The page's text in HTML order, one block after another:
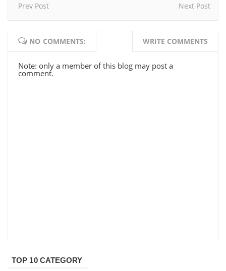
Prev Post Next Post
NO COMMENTS: WRITE COMMENTS
Note: only a member of this blog may post a
comment.
TOP 10 CATEGORY